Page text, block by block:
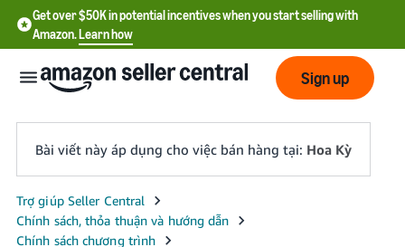
Get over $50K in potential incentives when you start selling with
Amazon.Learn how
English
- US
Sign up
Bài viết này áp dụng cho việc bán hàng tại: Hoa Kỳ